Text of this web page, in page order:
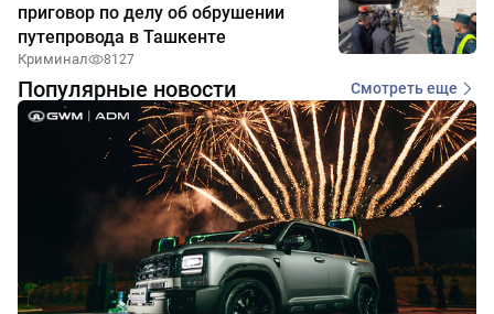
приговор по делу об обрушении
путепровода в Ташкенте
Криминал 8127
Популярные новости Смотреть еще